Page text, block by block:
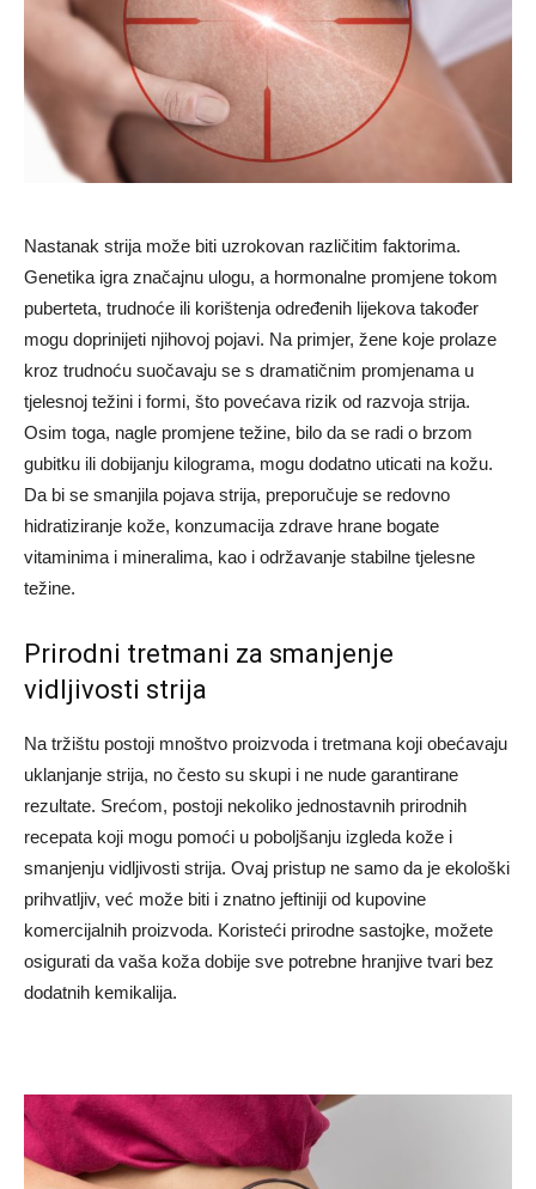
Nastanak strija može biti uzrokovan različitim faktorima.
Genetika igra značajnu ulogu, a hormonalne promjene tokom
puberteta, trudnoće ili korištenja određenih lijekova također
mogu doprinijeti njihovoj pojavi. Na primjer, žene koje prolaze
kroz trudnoću suočavaju se s dramatičnim promjenama u
tjelesnoj težini i formi, što povećava rizik od razvoja strija.
Osim toga, nagle promjene težine, bilo da se radi o brzom
gubitku ili dobijanju kilograma, mogu dodatno uticati na kožu.
Da bi se smanjila pojava strija, preporučuje se redovno
hidratiziranje kože, konzumacija zdrave hrane bogate
vitaminima i mineralima, kao i održavanje stabilne tjelesne
težine.
Prirodni tretmani za smanjenje
vidljivosti strija
Na tržištu postoji mnoštvo proizvoda i tretmana koji obećavaju
uklanjanje strija, no često su skupi i ne nude garantirane
rezultate. Srećom, postoji nekoliko jednostavnih prirodnih
recepata koji mogu pomoći u poboljšanju izgleda kože i
smanjenju vidljivosti strija. Ovaj pristup ne samo da je ekološki
prihvatljiv, već može biti i znatno jeftiniji od kupovine
komercijalnih proizvoda. Koristeći prirodne sastojke, možete
osigurati da vaša koža dobije sve potrebne hranjive tvari bez
dodatnih kemikalija.